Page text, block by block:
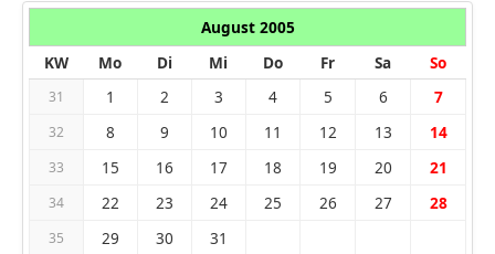
August 2005
KW
Mo Di Mi Do Fr Sa So
31 1 2 3 4 5 6 7
32 8 9 10 11 12 13 14
33 15 16 17 18 19 20 21
34 22 23 24 25 26 27 28
35 29 30 31